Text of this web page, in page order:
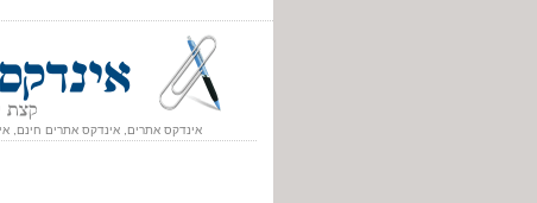
אינדקס אתרים, אינדקס אתרים חינם,